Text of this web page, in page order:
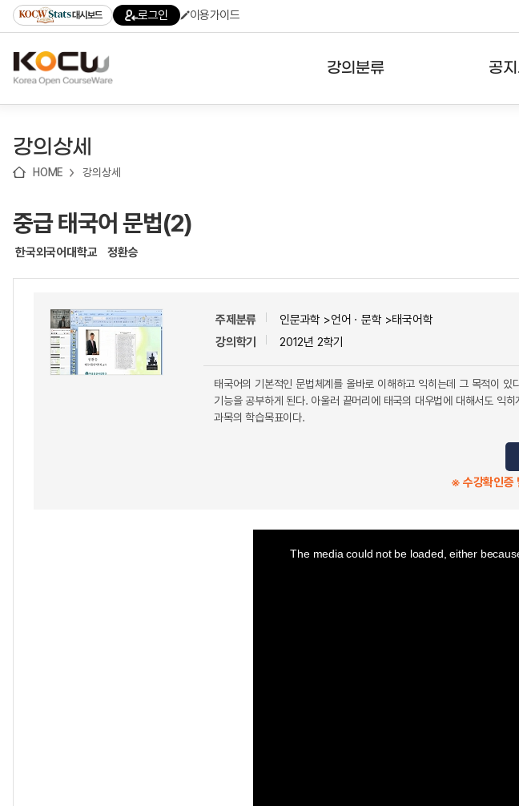
기
기
기
content)
가
대시보드 로그인 이용가이드
강의분류 공
강의상세
HOME 강의상세
중급 태국어 문법(2)
한국외국어대학교 정환승
주제분류
인문과학 >언어ㆍ문학 >태국어학
강의학기
2012년 2학기
태국어의 기본적인 문법체계를 올바로 이해하고 익히는데 그 목적이
기능을 공부하게 된다. 아울러 끝머리에 태국의 대우법에 대해서도 익
과목의 학습목표이다.
※ 수강확인증
The media could not be loaded, either